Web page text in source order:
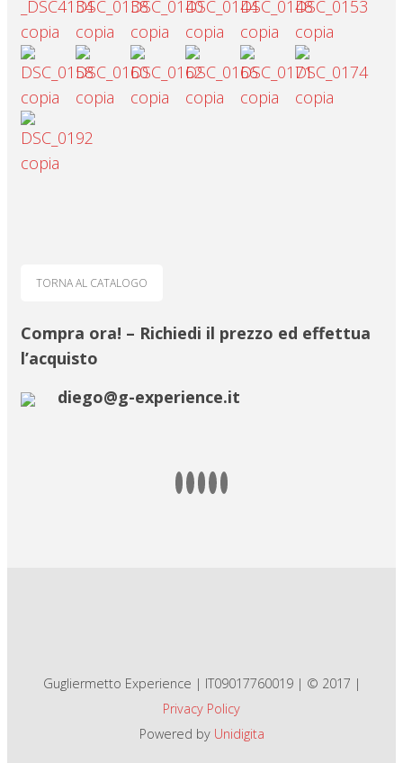
TORNA AL CATALOGO
Compra ora! – Richiedi il prezzo ed effettua
l’acquisto
diego@g-experience.it
Gugliermetto Experience | IT09017760019 | © 2017 |
Privacy Policy
Powered by Unidigita